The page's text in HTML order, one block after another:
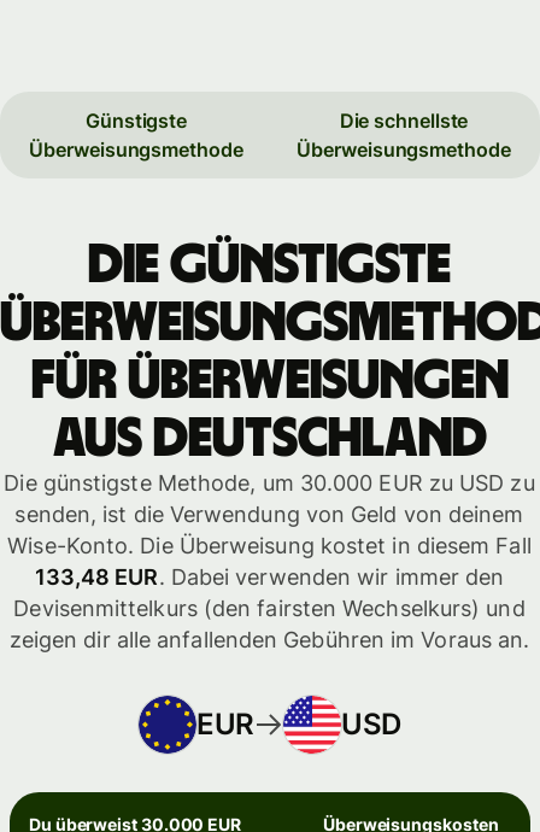
Günstigste
Überweisungsmethode
Die schnellste
Überweisungsmethode
Die günstigste
für Überweisungen
aus Deutschland
Die günstigste Methode, um 30.000 EUR zu USD zu
senden, ist die Verwendung von Geld von deinem
Wise-Konto. Die Überweisung kostet in diesem Fall
133,48 EUR. Dabei verwenden wir immer den
Devisenmittelkurs (den fairsten Wechselkurs) und
zeigen dir alle anfallenden Gebühren im Voraus an.
EUR USD
Du überweist 30.000 EUR Überweisungskosten